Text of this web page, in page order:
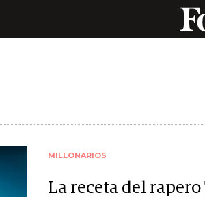
MILLONARIOS
La receta del